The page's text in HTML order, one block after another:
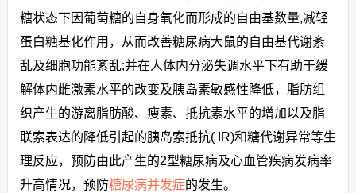
糖状态下因葡萄糖的自身氧化而形成的自由基数量,减轻
蛋白糖基化作用，从而改善糖尿病大鼠的自由基代谢紊
乱及细胞功能紊乱;并在人体内分泌失调水平下有助于缓
解体内雌激素水平的改变及胰岛素敏感性降低，脂肪组
织产生的游离脂肪酸、瘦素、抵抗素水平的增加以及脂
联索表达的降低引起的胰岛索抵抗( IR)和糖代谢异常等生
理反应，预防由此产生的2型糖尿病及心血管疾病发病率
升高情况，预防糖尿病并发症的发生。